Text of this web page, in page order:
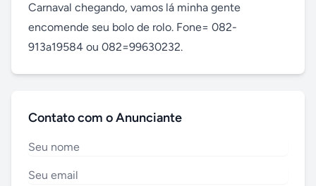
Carnaval chegando, vamos lá minha gente
encomende seu bolo de rolo. Fone= 082-
913a19584 ou 082=99630232.
Contato com o Anunciante